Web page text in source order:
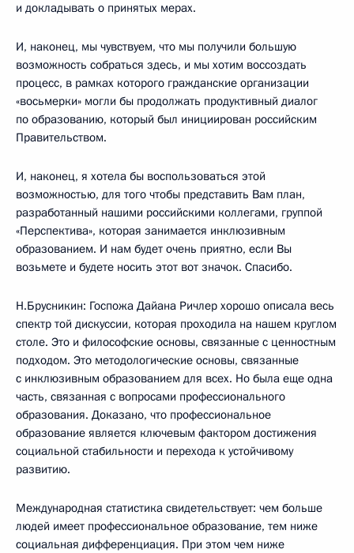
и докладывать о принятых мерах.
И, наконец, мы чувствуем, что мы получили большую
возможность собраться здесь, и мы хотим воссоздать
процесс, в рамках которого гражданские организации
«восьмерки» могли бы продолжать продуктивный диалог
по образованию, который был инициирован российским
Правительством.
И, наконец, я хотела бы воспользоваться этой
возможностью, для того чтобы представить Вам план,
разработанный нашими российскими коллегами, группой
«Перспектива», которая занимается инклюзивным
образованием. И нам будет очень приятно, если Вы
возьмете и будете носить этот вот значок. Спасибо.
Н.Брусникин: Госпожа Дайана Ричлер хорошо описала весь
спектр той дискуссии, которая проходила на нашем круглом
столе. Это и философские основы, связанные с ценностным
подходом. Это методологические основы, связанные
с инклюзивным образованием для всех. Но была еще одна
часть, связанная с вопросами профессионального
образования. Доказано, что профессиональное
образование является ключевым фактором достижения
социальной стабильности и перехода к устойчивому
развитию.
Международная статистика свидетельствует: чем больше
людей имеет профессиональное образование, тем ниже
социальная дифференциация. При этом чем ниже